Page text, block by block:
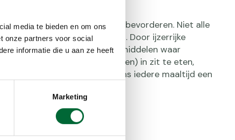
media te bieden en om ons
onze partners voor social
informatie die u aan ze heeft
Marketing
van ijzer in je lichaam bevorderen. Niet alle
makkelijk opgenomen. Door ijzerrijke
tegelijk met voedingsmiddelen waar
fruit, groente, aardappelen) in zit te eten,
de opname. Eet daarom tijdens iedere maaltijd een